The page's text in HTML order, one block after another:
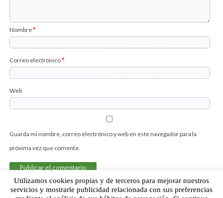
Nombre*
Correo electrónico*
Web
Guarda mi nombre, correo electrónico y web en este navegador para la
próxima vez que comente.
Utilizamos cookies propias y de terceros para mejorar nuestros
servicios y mostrarle publicidad relacionada con sus preferencias